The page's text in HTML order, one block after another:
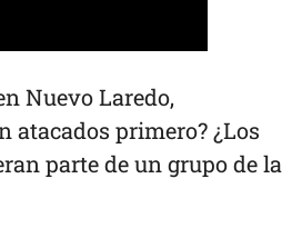
Nuevo Laredo,
atacados primero? ¿Los
parte de un grupo de la